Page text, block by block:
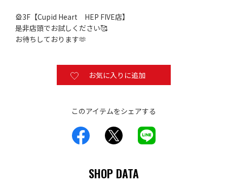
🎡3F【Cupid Heart HEP FIVE店】
是非店頭でお試しください🥰
お待ちしております🫶
お気に入りに追加
このアイテムをシェアする
SHOP DATA